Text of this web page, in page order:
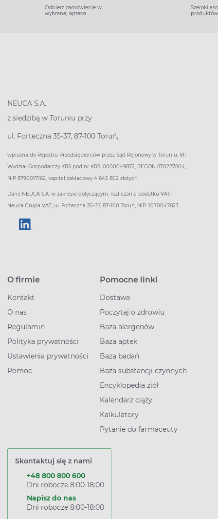
Odbierz zamówienie w
wybranej aptece
Szeroki
produktów
NEUCA S.A.
z siedzibą w Toruniu przy
ul. Forteczna 35-37, 87-100 Toruń,
wpisana do Rejestru Przedsiębiorców przez Sąd Rejonowy w Toruniu, VII
Wydział Gospodarczy KRS pod nr KRS: 0000049872, REGON 870227804,
NIP 8790017162, kapitał zakładowy 4 642 802 złotych.
Dane NEUCA S.A. w zakresie dotyczącym: rozliczania podatku VAT:
Neuca Grupa VAT, ul. Forteczna 35-37, 87-100 Toruń, NIP: 1070047823
O firmie
Kontakt
O nas
Regulamin
Polityka prywatności
Ustawienia prywatności
Pomoc
Pomocne linki
Dostawa
Poczytaj o zdrowiu
Baza alergenów
Baza aptek
Baza badań
Baza substancji czynnych
Encyklopedia ziół
Kalendarz ciąży
Kalkulatory
Pytanie do farmaceuty
Skontaktuj się z nami
+48 800 800 600
Dni robocze 8:00-18:00
Napisz do nas
Dni robocze 8:00-18:00